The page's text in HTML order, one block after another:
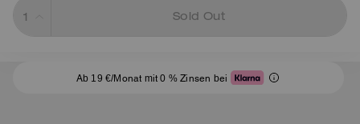
Sold Out
Ab 19 €/Monat mit 0 % Zinsen bei